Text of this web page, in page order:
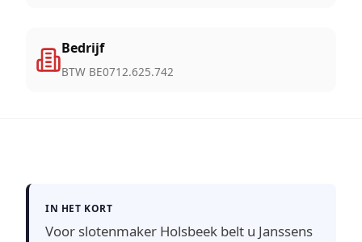
Bedrijf
BTW BE0712.625.742
IN HET KORT
Voor slotenmaker Holsbeek belt u Janssens